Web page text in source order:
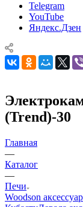
Telegram
YouTube
Яндекс.Дзен
(Trend)-30
Главная
—
Каталог
—
Печи
Woodson